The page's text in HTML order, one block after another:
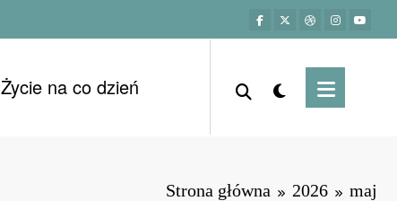
Życie na co dzień
Strona główna 2026 maj